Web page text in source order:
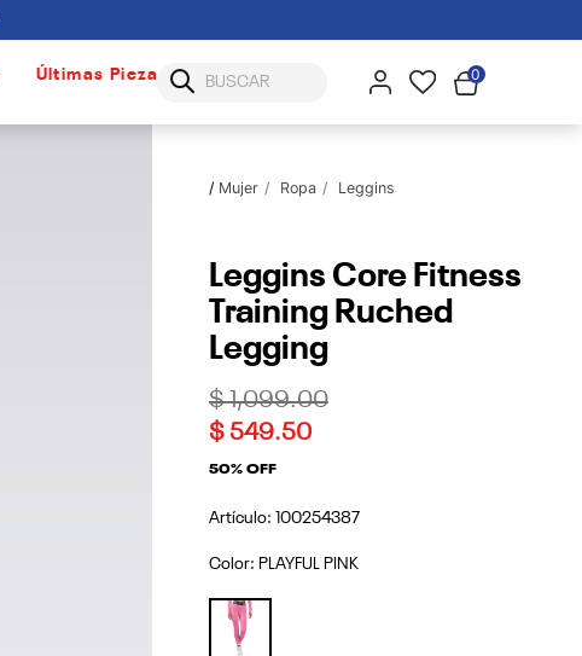
Últimas Piezas 0
Mujer Ropa Leggins
Leggins Core Fitness
Training Ruched
Legging
Price reduced from
$ 1,099.00to
$ 549.50
50% OFF
Artículo: 100254387
Color: PLAYFUL PINK